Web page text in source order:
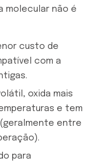
molecular não é
custo de
com a
oxida mais
e tem
entre
para